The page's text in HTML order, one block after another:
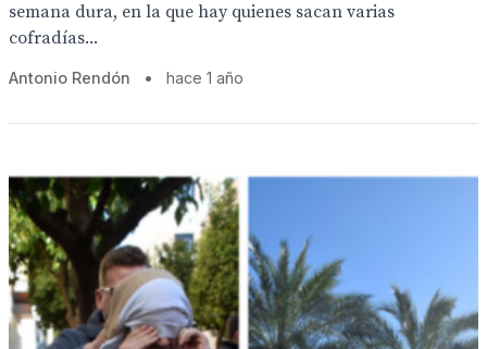
semana dura, en la que hay quienes sacan varias
cofradías...
Antonio Rendón • hace 1 año